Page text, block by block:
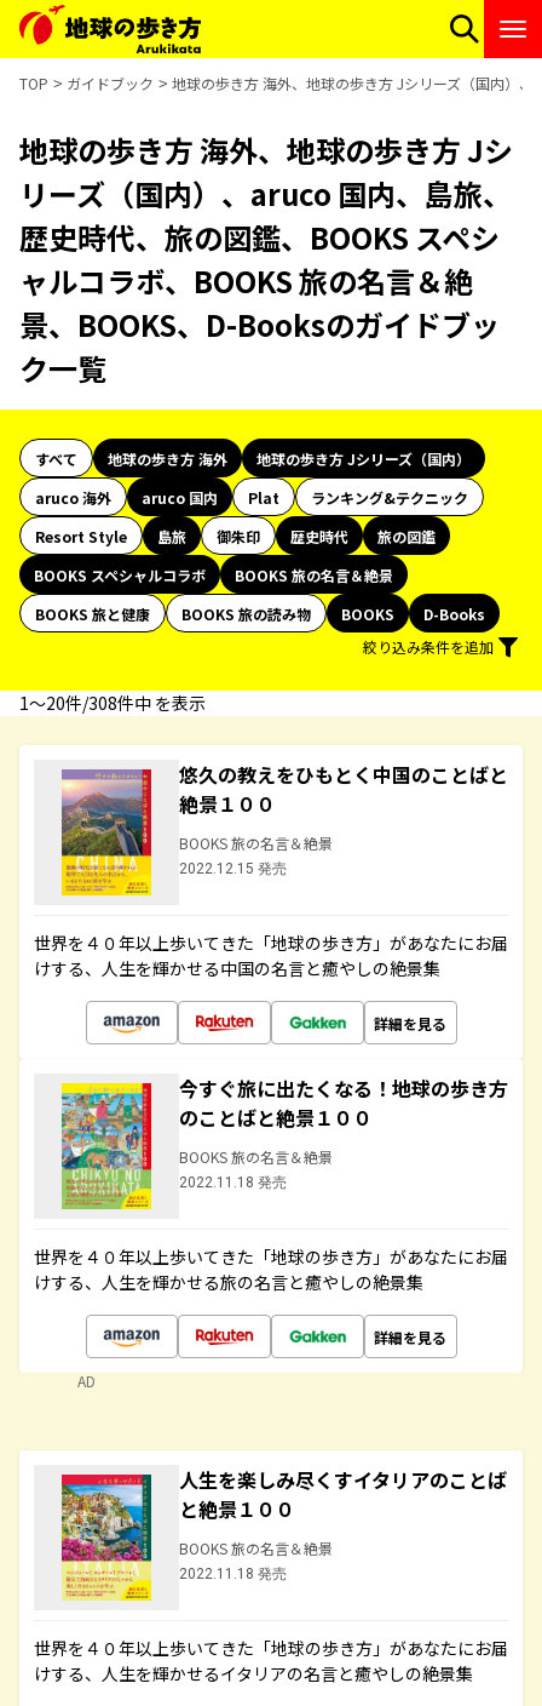
TOP ガイドブック 地球の歩き方 海外、地球の歩き方 Jシリーズ（国内）
地球の歩き方 海外、地球の歩き方 Jシ
リーズ（国内）、aruco 国内、島旅、
歴史時代、旅の図鑑、BOOKS スペシ
ャルコラボ、BOOKS 旅の名言＆絶
景、BOOKS、D-Booksのガイドブッ
ク一覧
すべて 地球の歩き方 海外
地球の歩き方 Jシリーズ（国内）
aruco 海外
aruco 国内 Plat
ランキング&テクニック
Resort Style
島旅 御朱印 歴史時代
旅の図鑑
BOOKS スペシャルコラボ
BOOKS 旅の名言＆絶景
BOOKS 旅と健康
BOOKS 旅の読み物 BOOKS
D-Books
絞り込み条件を追加
1〜20件/308件中 を表示
悠久の教えをひもとく中国のことばと
絶景１００
BOOKS 旅の名言＆絶景
2022.12.15 発売
世界を４０年以上歩いてきた「地球の歩き方」があなたにお届
けする、人生を輝かせる中国の名言と癒やしの絶景集
詳細を見る
今すぐ旅に出たくなる！地球の歩き方
のことばと絶景１００
BOOKS 旅の名言＆絶景
2022.11.18 発売
世界を４０年以上歩いてきた「地球の歩き方」があなたにお届
けする、人生を輝かせる旅の名言と癒やしの絶景集
詳細を見る
AD
人生を楽しみ尽くすイタリアのことば
と絶景１００
BOOKS 旅の名言＆絶景
2022.11.18 発売
世界を４０年以上歩いてきた「地球の歩き方」があなたにお届
けする、人生を輝かせるイタリアの名言と癒やしの絶景集